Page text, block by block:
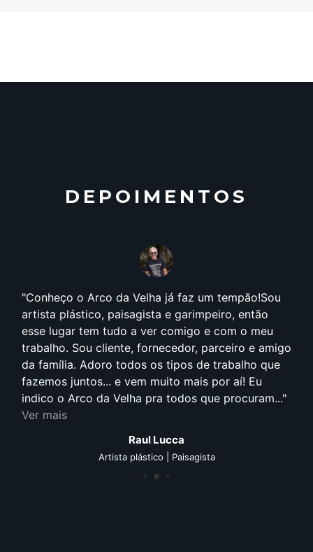
DEPOIMENTOS
Conheço o Arco da Velha já faz um tempão!Sou
artista plástico, paisagista e garimpeiro, então
esse lugar tem tudo a ver comigo e com o meu
trabalho. Sou cliente, fornecedor, parceiro e amigo
da família. Adoro todos os tipos de trabalho que
fazemos juntos... e vem muito mais por aí! Eu
indico o Arco da Velha pra todos que procuram...
Ver mais
Raul Lucca
Artista plástico | Paisagista